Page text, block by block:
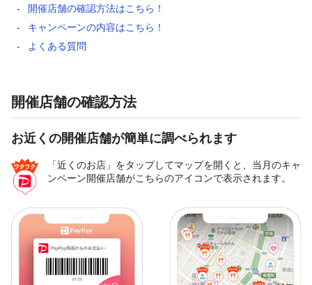
開催店舗の確認方法はこちら！
キャンペーンの内容はこちら！
よくある質問
開催店舗の確認方法
お近くの開催店舗が簡単に調べられます
「近くのお店」をタップしてマップを開くと、当月のキャ
ンペーン開催店舗がこちらのアイコンで表示されます。